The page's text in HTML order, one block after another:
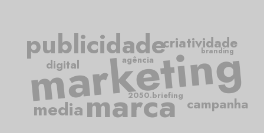
marketing
publicidade
marca
criatividade
campanha
media
agência
digital
2050.briefing
branding